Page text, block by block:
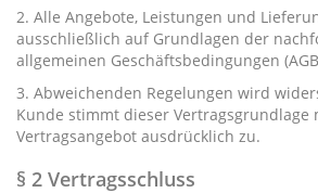
2. Alle Angebote, Leistungen und
ausschließlich auf Grundlagen der
allgemeinen Geschäftsbedingungen
3. Abweichenden Regelungen wird
Kunde stimmt dieser Vertragsgrundlage
Vertragsangebot ausdrücklich zu.
§ 2 Vertragsschluss